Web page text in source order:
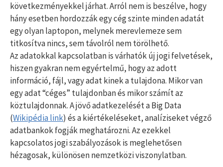
következményekkel járhat. Arról nem is beszélve, hogy
hány esetben hordozzák egy cég szinte minden adatát
egy olyan laptopon, melynek merevlemeze sem
titkosítva nincs, sem távolról nem törölhető.
Az adatokkal kapcsolatban is várhatók új jogi felvetések,
hiszen gyakran nem egyértelmű, hogy az adott
információ, fájl, vagy adat kinek a tulajdona. Mikor van
egy adat “céges” tulajdonban és mikor számít az
köztulajdonnak. A jövő adatkezelését a Big Data
(Wikipédia link) és a kiértékeléseket, analíziseket végző
adatbankok fogják meghatározni. Az ezekkel
kapcsolatos jogi szabályozások is meglehetősen
hézagosak, különösen nemzetközi viszonylatban.